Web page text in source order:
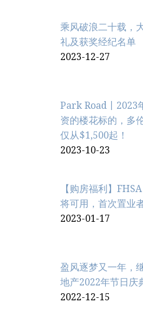
乘风破浪二十载，
礼及获奖经纪名单
2023-12-27
Park Road丨2023
资的楼花标的，多
仅从$1,500起！
2023-10-23
【购房福利】
将可用，首次置业
2023-01-17
盈风逐梦又一年，
地产2022年节日庆
2022-12-15